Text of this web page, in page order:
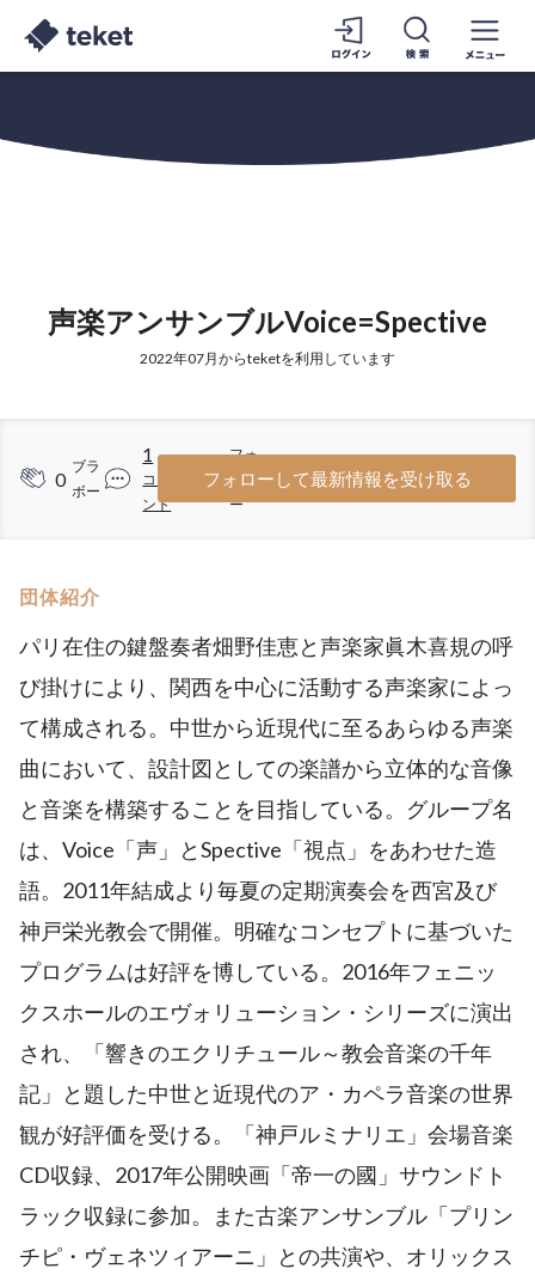
声楽アンサンブルVoice=Spective
2022年07月からteketを利用しています
0
ブラ
ボー
1
コメ
ント
7
フォ
ロワ
ー
フォローして最新情報を受け取る
団体紹介
パリ在住の鍵盤奏者畑野佳恵と声楽家眞木喜規の呼
び掛けにより、関西を中心に活動する声楽家によっ
て構成される。中世から近現代に至るあらゆる声楽
曲において、設計図としての楽譜から立体的な音像
と音楽を構築することを目指している。グループ名
は、Voice「声」とSpective「視点」をあわせた造
語。2011年結成より毎夏の定期演奏会を西宮及び
神戸栄光教会で開催。明確なコンセプトに基づいた
プログラムは好評を博している。2016年フェニッ
クスホールのエヴォリューション・シリーズに演出
され、「響きのエクリチュール～教会音楽の千年
記」と題した中世と近現代のア・カペラ音楽の世界
観が好評価を受ける。「神戸ルミナリエ」会場音楽
CD収録、2017年公開映画「帝一の國」サウンドト
ラック収録に参加。また古楽アンサンブル「プリン
チピ・ヴェネツィアーニ」との共演や、オリックス